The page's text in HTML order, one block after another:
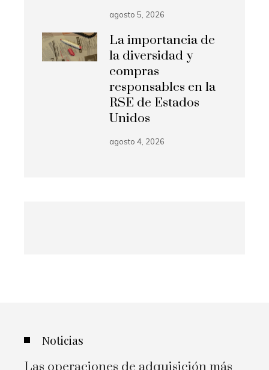
agosto 5, 2026
La importancia de
la diversidad y
compras
responsables en la
RSE de Estados
Unidos
agosto 4, 2026
Noticias
Las operaciones de adquisición más